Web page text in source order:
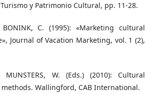
Turismo y Patrimonio Cultural, pp. 11-28.
BONINK, C. (1995): «Marketing cultural
Journal of Vacation Marketing, vol. 1 (2),
MUNSTERS, W. (Eds.) (2010): Cultural
Wallingford, CAB International.